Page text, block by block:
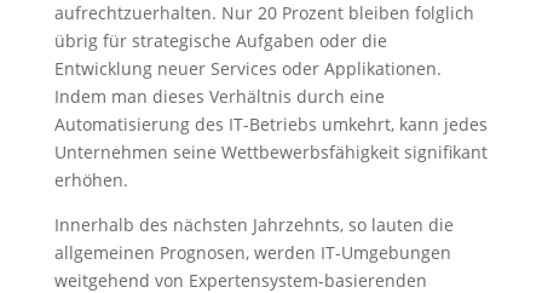
aufrechtzuerhalten. Nur 20 Prozent bleiben folglich
übrig für strategische Aufgaben oder die
Entwicklung neuer Services oder Applikationen.
Indem man dieses Verhältnis durch eine
Automatisierung des IT-Betriebs umkehrt, kann jedes
Unternehmen seine Wettbewerbsfähigkeit signifikant
erhöhen.
Innerhalb des nächsten Jahrzehnts, so lauten die
allgemeinen Prognosen, werden IT-Umgebungen
weitgehend von Expertensystem-basierenden